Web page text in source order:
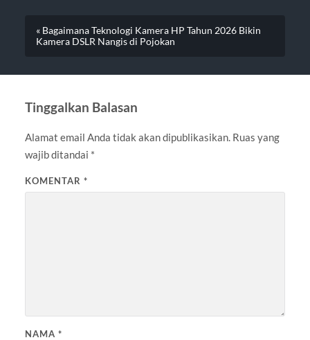
« Bagaimana Teknologi Kamera HP Tahun 2026 Bikin
Kamera DSLR Nangis di Pojokan
Tinggalkan Balasan
Alamat email Anda tidak akan dipublikasikan. Ruas yang
wajib ditandai *
KOMENTAR *
NAMA *